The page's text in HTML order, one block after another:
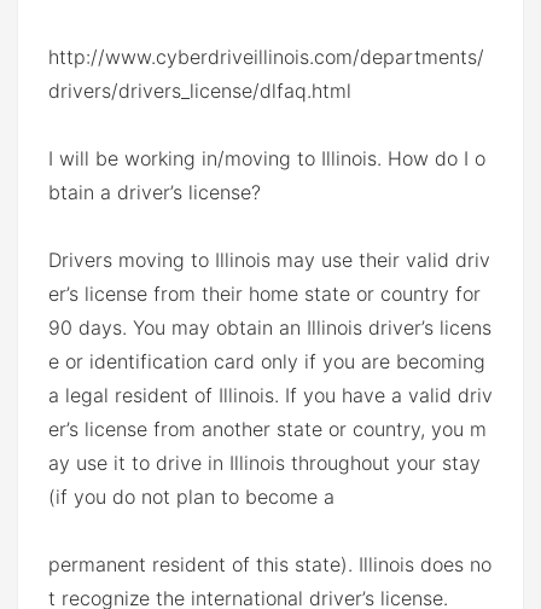
http://www.cyberdriveillinois.com/departments/
drivers/drivers_license/dlfaq.html
I will be working in/moving to Illinois. How do I o
btain a driver’s license?
Drivers moving to Illinois may use their valid driv
er’s license from their home state or country for
90 days. You may obtain an Illinois driver’s licens
e or identification card only if you are becoming
a legal resident of Illinois. If you have a valid driv
er’s license from another state or country, you m
ay use it to drive in Illinois throughout your stay
(if you do not plan to become a
permanent resident of this state). Illinois does no
t recognize the international driver’s license.